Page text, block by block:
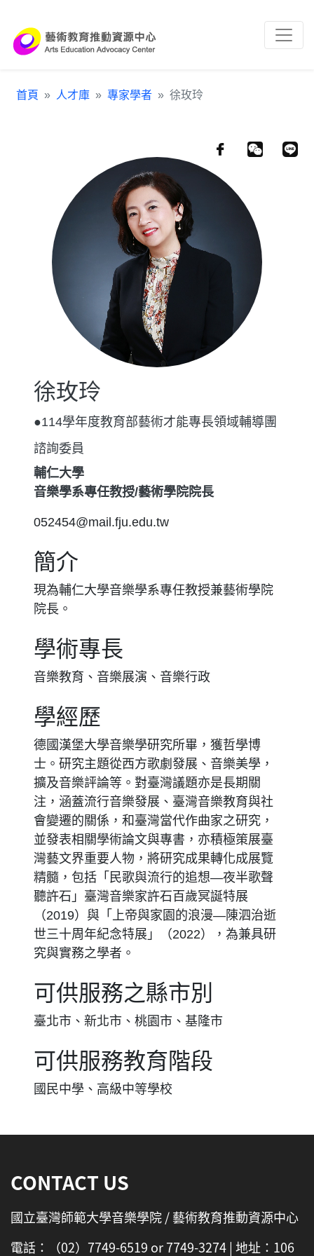
首頁 人才庫 專家學者 徐玫玲
徐玫玲
●114學年度教育部藝術才能專長領域輔導團
諮詢委員
輔仁大學
音樂學系專任教授/藝術學院院長
052454@mail.fju.edu.tw
簡介
現為輔仁大學音樂學系專任教授兼藝術學院
院長。
學術專長
音樂教育、音樂展演、音樂行政
學經歷
德國漢堡大學音樂學研究所畢，獲哲學博
士。研究主題從西方歌劇發展、音樂美學，
擴及音樂評論等。對臺灣議題亦是長期關
注，涵蓋流行音樂發展、臺灣音樂教育與社
會變遷的關係，和臺灣當代作曲家之研究，
並發表相關學術論文與專書，亦積極策展臺
灣藝文界重要人物，將研究成果轉化成展覽
精髓，包括「民歌與流行的追想—夜半歌聲
聽許石」臺灣音樂家許石百歲冥誕特展
（2019）與「上帝與家園的浪漫—陳泗治逝
世三十周年紀念特展」（2022），為兼具研
究與實務之學者。
可供服務之縣市別
臺北市、新北市、桃園市、基隆市
可供服務教育階段
國民中學、高級中等學校
CONTACT US
國立臺灣師範大學音樂學院 / 藝術教育推動資源中心
電話：（02）7749-6519 or 7749-3274 | 地址：106